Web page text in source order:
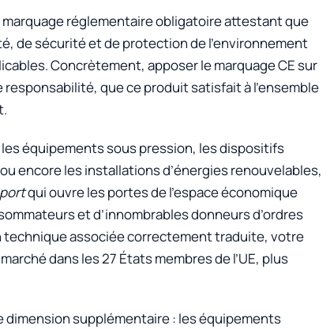
marquage réglementaire obligatoire attestant que
de sécurité et de protection de l’environnement
Concrètement, apposer le marquage CE sur
que ce produit satisfait à l’ensemble
les équipements sous pression, les dispositifs
encore les installations d’énergies renouvelables,
qui ouvre les portes de l’espace économique
et d’innombrables donneurs d’ordres
technique associée correctement traduite, votre
dans les 27 États membres de l’UE, plus
dimension supplémentaire : les équipements